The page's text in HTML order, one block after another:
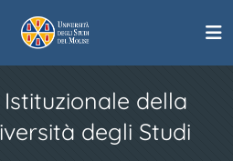
della
degli Studi